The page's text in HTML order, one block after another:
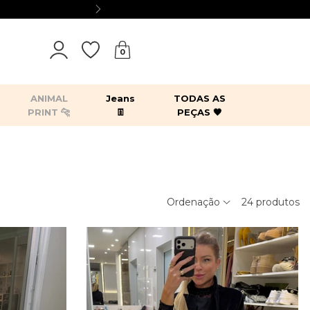
0
ANIMAL
PRINT 🐆
Jeans
👖
TODAS AS
PEÇAS 🖤
Ordenação 24 produtos